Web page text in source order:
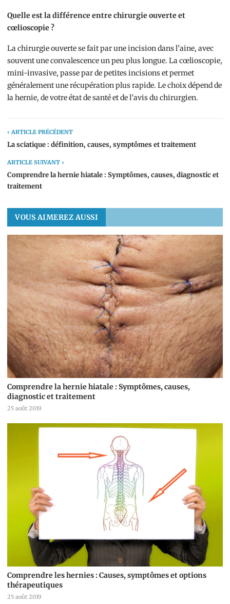
Quelle est la différence entre chirurgie ouverte et
cœlioscopie ?
La chirurgie ouverte se fait par une incision dans l’aine, avec
souvent une convalescence un peu plus longue. La cœlioscopie,
mini-invasive, passe par de petites incisions et permet
généralement une récupération plus rapide. Le choix dépend de
la hernie, de votre état de santé et de l’avis du chirurgien.
‹ ARTICLE PRÉCÉDENT
La sciatique : définition, causes, symptômes et traitement
ARTICLE SUIVANT ›
Comprendre la hernie hiatale : Symptômes, causes, diagnostic et
traitement
VOUS AIMEREZ AUSSI
Comprendre la hernie hiatale : Symptômes, causes,
diagnostic et traitement
25 août 2019
Comprendre les hernies : Causes, symptômes et options
thérapeutiques
25 août 2019